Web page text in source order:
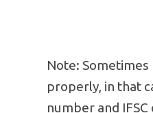
Note:
properly, in that
number and